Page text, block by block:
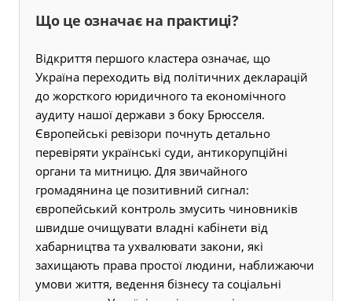
Що це означає на практиці?
Відкриття першого кластера означає, що
Україна переходить від політичних декларацій
до жорсткого юридичного та економічного
аудиту нашої держави з боку Брюсселя.
Європейські ревізори почнуть детально
перевіряти українські суди, антикорупційні
органи та митницю. Для звичайного
громадянина це позитивний сигнал:
європейський контроль змусить чиновників
швидше очищувати владні кабінети від
хабарництва та ухвалювати закони, які
захищають права простої людини, наближаючи
умови життя, ведення бізнесу та соціальні